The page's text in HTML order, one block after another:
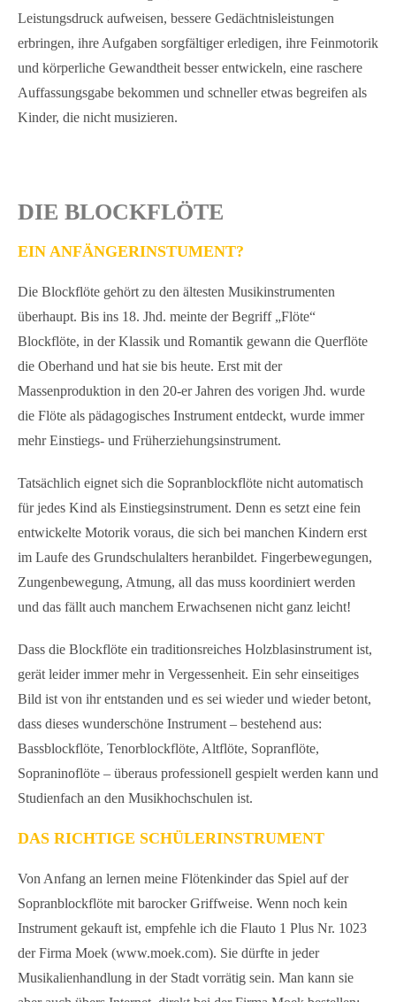
Leistungsdruck aufweisen, bessere Gedächtnisleistungen
erbringen, ihre Aufgaben sorgfältiger erledigen, ihre Feinmotorik
und körperliche Gewandtheit besser entwickeln, eine raschere
Auffassungsgabe bekommen und schneller etwas begreifen als
Kinder, die nicht musizieren.
DIE BLOCKFLÖTE
EIN ANFÄNGERINSTUMENT?
Die Blockflöte gehört zu den ältesten Musikinstrumenten
überhaupt. Bis ins 18. Jhd. meinte der Begriff „Flöte“
Blockflöte, in der Klassik und Romantik gewann die Querflöte
die Oberhand und hat sie bis heute. Erst mit der
Massenproduktion in den 20-er Jahren des vorigen Jhd. wurde
die Flöte als pädagogisches Instrument entdeckt, wurde immer
mehr Einstiegs- und Früherziehungsinstrument.
Tatsächlich eignet sich die Sopranblockflöte nicht automatisch
für jedes Kind als Einstiegsinstrument. Denn es setzt eine fein
entwickelte Motorik voraus, die sich bei manchen Kindern erst
im Laufe des Grundschulalters heranbildet. Fingerbewegungen,
Zungenbewegung, Atmung, all das muss koordiniert werden
und das fällt auch manchem Erwachsenen nicht ganz leicht!
Dass die Blockflöte ein traditionsreiches Holzblasinstrument ist,
gerät leider immer mehr in Vergessenheit. Ein sehr einseitiges
Bild ist von ihr entstanden und es sei wieder und wieder betont,
dass dieses wunderschöne Instrument – bestehend aus:
Bassblockflöte, Tenorblockflöte, Altflöte, Sopranflöte,
Sopraninoflöte – überaus professionell gespielt werden kann und
Studienfach an den Musikhochschulen ist.
DAS RICHTIGE SCHÜLERINSTRUMENT
Von Anfang an lernen meine Flötenkinder das Spiel auf der
Sopranblockflöte mit barocker Griffweise. Wenn noch kein
Instrument gekauft ist, empfehle ich die Flauto 1 Plus Nr. 1023
der Firma Moek (www.moek.com). Sie dürfte in jeder
Musikalienhandlung in der Stadt vorrätig sein. Man kann sie